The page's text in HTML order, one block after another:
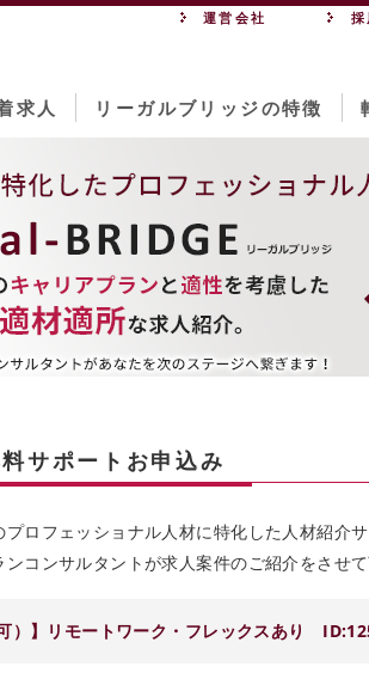
運営会社
求人 リーガルブリッジの特徴
サポートお申込み
ロフェッショナル人材に特化した人材紹介
コンサルタントが求人案件のご紹介をさせ
）】リモートワーク・フレックスあり